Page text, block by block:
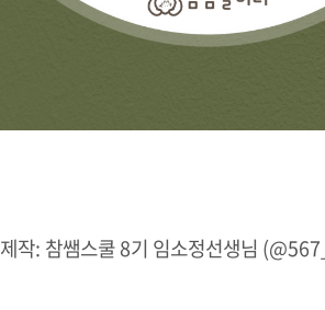
제작: 참쌤스쿨 8기 임소정선생님